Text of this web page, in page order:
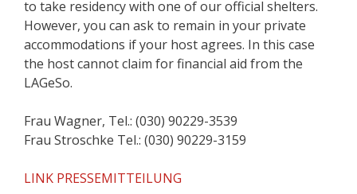
to take residency with one of our official shelters.
However, you can ask to remain in your private
accommodations if your host agrees. In this case
the host cannot claim for financial aid from the
LAGeSo.
Frau Wagner, Tel.: (030) 90229-3539
Frau Stroschke Tel.: (030) 90229-3159
LINK PRESSEMITTEILUNG